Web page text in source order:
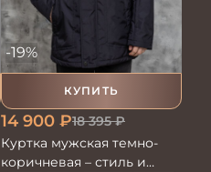
КУПИТЬ
-19%
14 900 ₽18 395₽
Куртка мужская темно-
коричневая – стиль и